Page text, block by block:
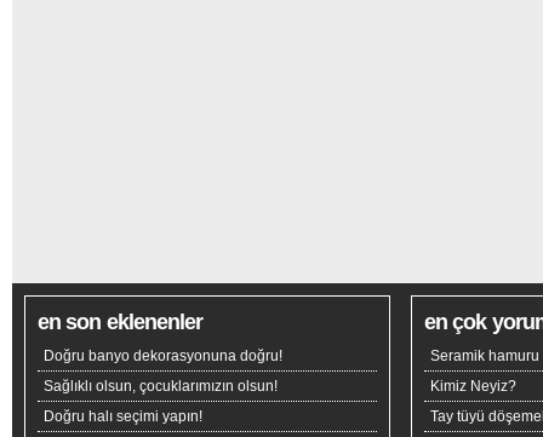
en son eklenenler
Doğru banyo dekorasyonuna doğru!
Sağlıklı olsun, çocuklarımızın olsun!
Doğru halı seçimi yapın!
en çok
Seramik hamuru
Kimiz Neyiz?
Tay tüyü